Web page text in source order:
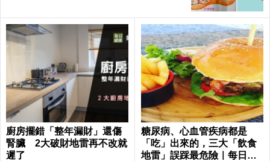
廚房擺錯「整年漏財」還傷
腎臟 2大破財地雷再不改就
遲了
糖尿病、心血管疾病都是
「吃」出來的，三大「飲食
地雷」誤踩最危險｜每日健